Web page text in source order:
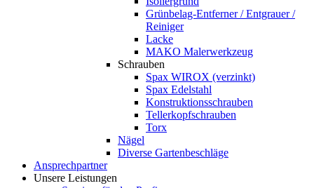
Grünbelag-Entferner / Entgrauer /
Reiniger
Lacke
MAKO Malerwerkzeug
Schrauben
Spax WIROX (verzinkt)
Spax Edelstahl
Konstruktionsschrauben
Tellerkopfschrauben
Torx
Nägel
Diverse Gartenbeschläge
Ansprechpartner
Unsere Leistungen